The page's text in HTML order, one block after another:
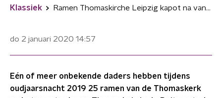
Klassiek Ramen Thomaskirche Leipzig kapot na vandalisme
do 2 januari 2020 14:57
Eén of meer onbekende daders hebben tijdens
oudjaarsnacht 2019 25 ramen van de Thomaskerk